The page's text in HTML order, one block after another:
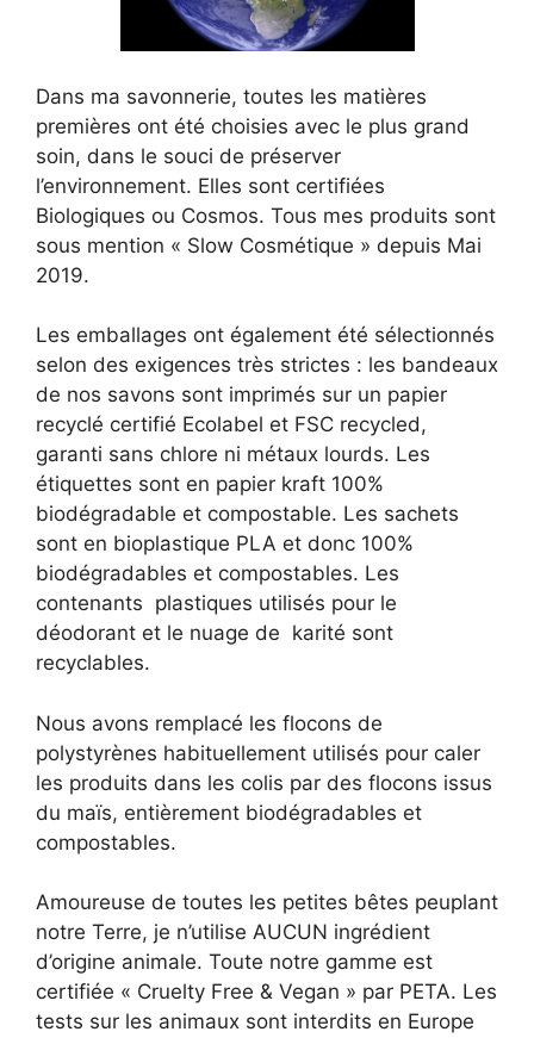
Dans ma savonnerie, toutes les matières
premières ont été choisies avec le plus grand
soin, dans le souci de préserver
l’environnement. Elles sont certifiées
Biologiques ou Cosmos. Tous mes produits sont
sous mention « Slow Cosmétique » depuis Mai
2019.
Les emballages ont également été sélectionnés
selon des exigences très strictes : les bandeaux
de nos savons sont imprimés sur un papier
recyclé certifié Ecolabel et FSC recycled,
garanti sans chlore ni métaux lourds. Les
étiquettes sont en papier kraft 100%
biodégradable et compostable. Les sachets
sont en bioplastique PLA et donc 100%
biodégradables et compostables. Les
contenants plastiques utilisés pour le
déodorant et le nuage de karité sont
recyclables.
Nous avons remplacé les flocons de
polystyrènes habituellement utilisés pour caler
les produits dans les colis par des flocons issus
du maïs, entièrement biodégradables et
compostables.
Amoureuse de toutes les petites bêtes peuplant
notre Terre, je n’utilise AUCUN ingrédient
d’origine animale. Toute notre gamme est
certifiée « Cruelty Free & Vegan » par PETA. Les
tests sur les animaux sont interdits en Europe